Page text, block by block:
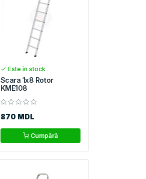
Este în stock
Scara 1x8 Rotor
KME108
870 MDL
Cumpără